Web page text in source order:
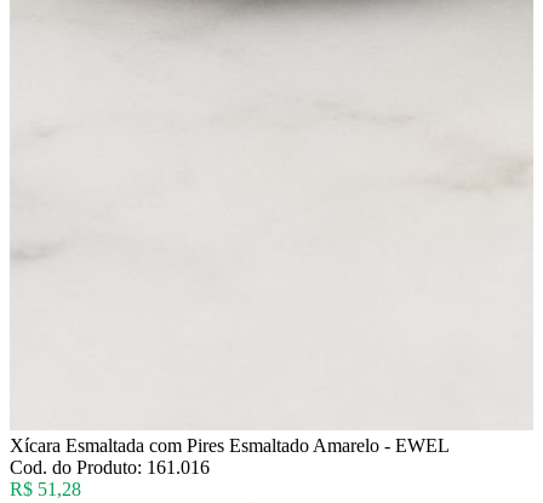
Xícara Esmaltada com Pires Esmaltado Amarelo - EWEL
Cod. do Produto: 161.016
R$ 51,28